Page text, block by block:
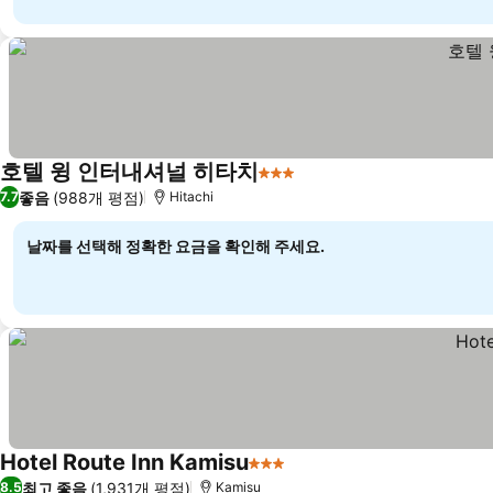
호텔 윙 인터내셔널 히타치3 성급
7.7좋음 (988개 평점) Hitachi
날짜를 선택해 정확한 요금을 확인해 주세요.
Hotel Route Inn Kamisu3 성급
8.5최고 좋음 (1,931개 평점) Kamisu